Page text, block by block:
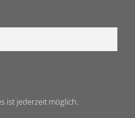
ist jederzeit möglich.